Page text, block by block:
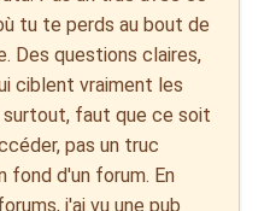
tu te perds au bout de
Des questions claires,
ciblent vraiment les
surtout, faut que ce soit
pas un truc
fond d'un forum. En
j'ai vu une pub